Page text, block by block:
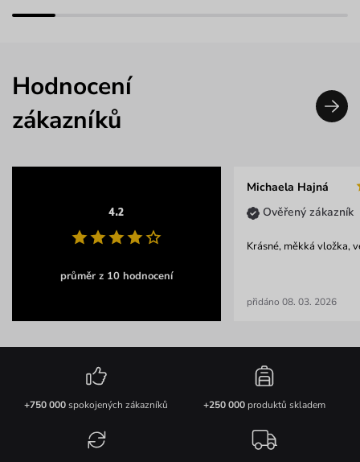
Hodnocení
zákazníků
4.2
průměr z 10 hodnocení
Michaela Hajná
Ověřený zákazník
Krásné, měkká vložka,
přidáno 08. 03. 2026
+750 000spokojených zákazníků +250 000produktů skladem